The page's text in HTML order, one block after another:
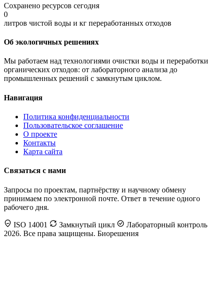
Сохранено ресурсов сегодня
0
литров чистой воды и кг переработанных отходов
Об экологичных решениях
Мы работаем над технологиями очистки воды и переработки
органических отходов: от лабораторного анализа до
промышленных решений с замкнутым циклом.
Навигация
Политика конфиденциальности
Пользовательское соглашение
О проекте
Контакты
Карта сайта
Связаться с нами
Запросы по проектам, партнёрству и научному обмену
принимаем по электронной почте. Ответ в течение одного
рабочего дня.
ISO 14001 Замкнутый цикл
Лабораторный контроль
2026. Все права защищены. Биорешения